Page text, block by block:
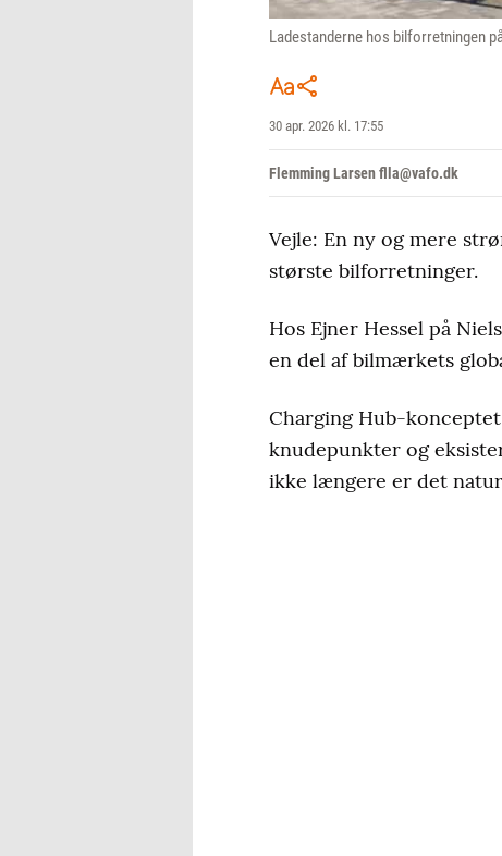
Ladestanderne hos bilforretningen
30 apr. 2026 kl. 17:55
Flemming Larsen flla@vafo.dk
Vejle: En ny og mere
største bilforretninger.
Hos Ejner Hessel på
en del af bilmærkets
Charging Hub-
knudepunkter og
ikke længere er det